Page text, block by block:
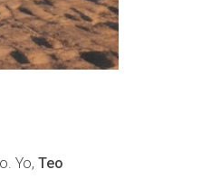
Yo, Teo